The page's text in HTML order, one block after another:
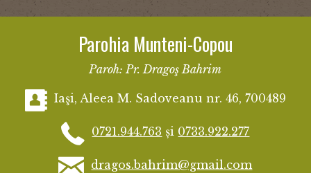
Parohia Munteni-Copou
Paroh: Pr. Dragoş Bahrim
Iaşi, Aleea M. Sadoveanu nr. 46, 700489
0721.944.763 și 0733.922.277
dragos.bahrim@gmail.com